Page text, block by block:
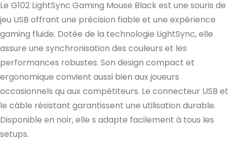
Le G102 LightSync Gaming Mouse Black est une souris de
jeu USB offrant une précision fiable et une expérience
gaming fluide. Dotée de la technologie LightSync, elle
assure une synchronisation des couleurs et les
performances robustes. Son design compact et
ergonomique convient aussi bien aux joueurs
occasionnels qu aux compétiteurs. Le connecteur USB et
le câble résistant garantissent une utilisation durable.
Disponible en noir, elle s adapte facilement à tous les
setups.